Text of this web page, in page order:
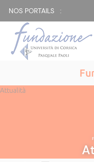
NOS PORTAILS :
Attualità